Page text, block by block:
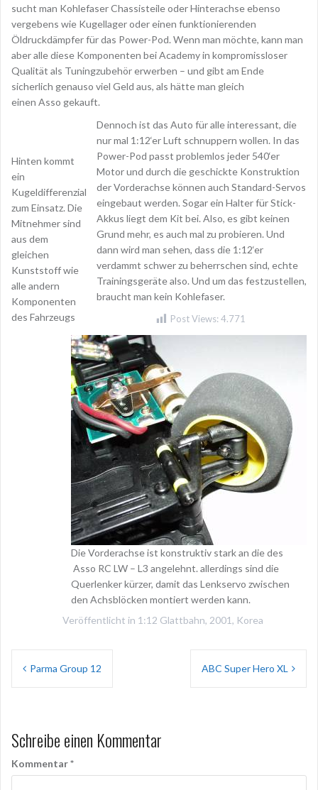
sucht man Kohlefaser Chassisteile oder Hinterachse ebenso
vergebens wie Kugellager oder einen funktionierenden
Öldruckdämpfer für das Power-Pod. Wenn man möchte, kann man
aber alle diese Komponenten bei Academy in kompromissloser
Qualität als Tuningzubehör erwerben – und gibt am Ende
sicherlich genauso viel Geld aus, als hätte man gleich
einen Asso gekauft.
Hinten kommt
ein
Kugeldifferenzial
zum Einsatz. Die
Mitnehmer sind
aus dem
gleichen
Kunststoff wie
alle andern
Komponenten
des Fahrzeugs
Dennoch ist das Auto für alle interessant, die
nur mal 1:12‘er Luft schnuppern wollen. In das
Power-Pod passt problemlos jeder 540‘er
Motor und durch die geschickte Konstruktion
der Vorderachse können auch Standard-Servos
eingebaut werden. Sogar ein Halter für Stick-
Akkus liegt dem Kit bei. Also, es gibt keinen
Grund mehr, es auch mal zu probieren. Und
dann wird man sehen, dass die 1:12‘er
verdammt schwer zu beherrschen sind, echte
Trainingsgeräte also. Und um das festzustellen,
braucht man kein Kohlefaser.
Die Vorderachse ist konstruktiv stark an die des
Asso RC LW – L3 angelehnt. allerdings sind die
Querlenker kürzer, damit das Lenkservo zwischen
den Achsblöcken montiert werden kann.
Post Views: 4.771
Veröffentlicht in 1:12 Glattbahn, 2001, Korea
Beitragsnavigation
Parma Group 12 ABC Super Hero XL
Schreibe einen Kommentar
Kommentar*